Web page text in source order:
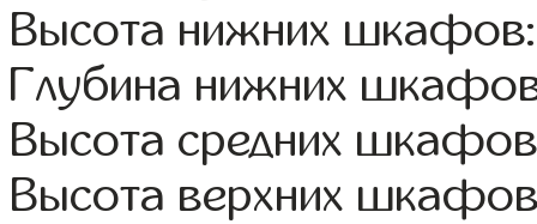
Высота нижних
Глубина нижних
Высота средних
Высота верхних